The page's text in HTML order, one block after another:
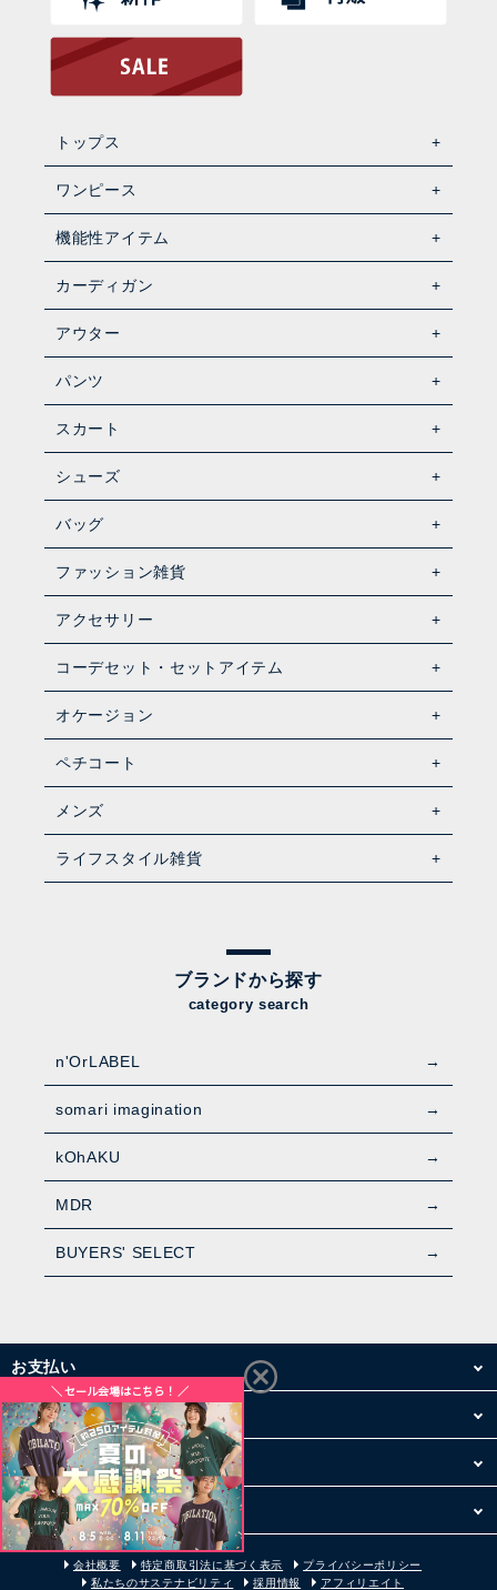
トップス
ワンピース
機能性アイテム
カーディガン
アウター
パンツ
スカート
シューズ
バッグ
ファッション雑貨
アクセサリー
コーデセット・セットアイテム
オケージョン
ペチコート
メンズ
ライフスタイル雑貨
ブランドから探す
category search
n'OrLABEL
somari imagination
kOhAKU
MDR
BUYERS' SELECT
お支払い
配送・送料
お買い物について
その他
会社概要 特定商取引法に基づく表示
プライバシーポリシー
私たちのサステナビリティ
採用情報 アフィリエイト